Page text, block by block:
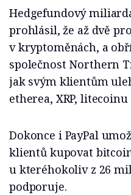
Hedgefundový
prohlásil, že až dvě
v kryptoměnách, a
společnost Northern
jak svým klientům
etherea, XRP,
Dokonce i PayPal
klientů kupovat
u kteréhokoliv z 26
podporuje.